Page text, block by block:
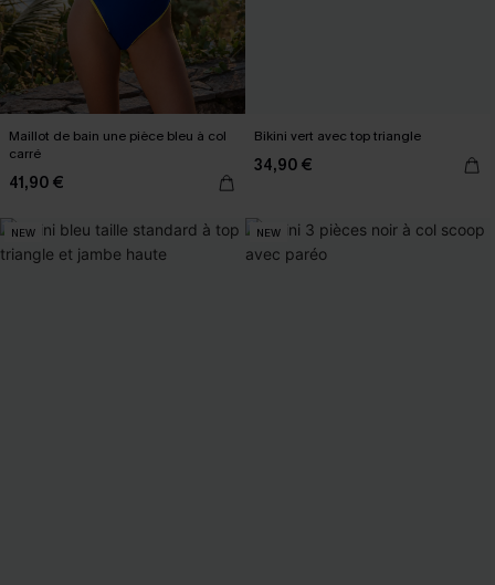
Maillot de bain une pièce bleu à col
carré
41,90 €
Bikini vert avec top triangle
34,90 €
NEW NEW